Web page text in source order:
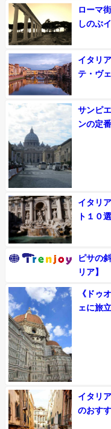
ローマ
しのぶ
イタリ
テ・ヴ
サンピ
ンの定
イタリ
ト１０
ピサの
リア】
《ドゥ
ェに旅
イタリ
のおす